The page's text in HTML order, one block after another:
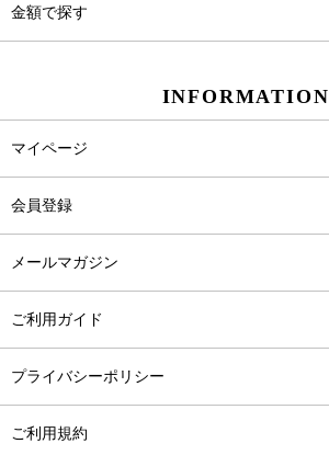
金額で探す
INFORMATION
マイページ
会員登録
メールマガジン
ご利用ガイド
プライバシーポリシー
ご利用規約